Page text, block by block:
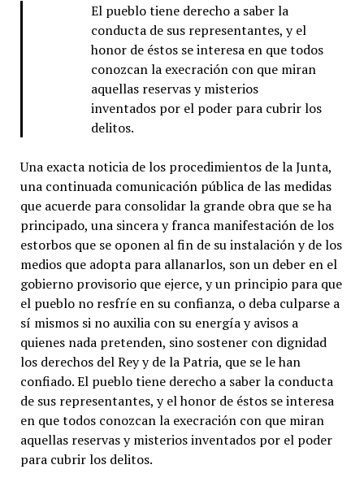
El pueblo tiene derecho a saber la
conducta de sus representantes, y el
honor de éstos se interesa en que todos
conozcan la execración con que miran
aquellas reservas y misterios
inventados por el poder para cubrir los
delitos.
Una exacta noticia de los procedimientos de la Junta,
una continuada comunicación pública de las medidas
que acuerde para consolidar la grande obra que se ha
principado, una sincera y franca manifestación de los
estorbos que se oponen al fin de su instalación y de los
medios que adopta para allanarlos, son un deber en el
gobierno provisorio que ejerce, y un principio para que
el pueblo no resfríe en su confianza, o deba culparse a
sí mismos si no auxilia con su energía y avisos a
quienes nada pretenden, sino sostener con dignidad
los derechos del Rey y de la Patria, que se le han
confiado. El pueblo tiene derecho a saber la conducta
de sus representantes, y el honor de éstos se interesa
en que todos conozcan la execración con que miran
aquellas reservas y misterios inventados por el poder
para cubrir los delitos.